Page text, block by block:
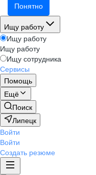
Понятно
Ищу работу
Ищу работу
Ищу работу
Ищу сотрудника
Сервисы
Помощь
Ещё
Поиск
Липецк
Войти
Войти
Создать резюме